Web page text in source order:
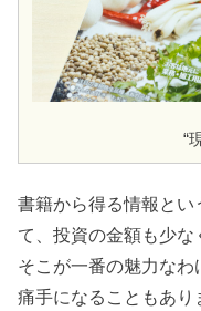
“
書籍から得る情報と
て、投資の金額も少な
そこが一番の魅力な
痛手になることもあ